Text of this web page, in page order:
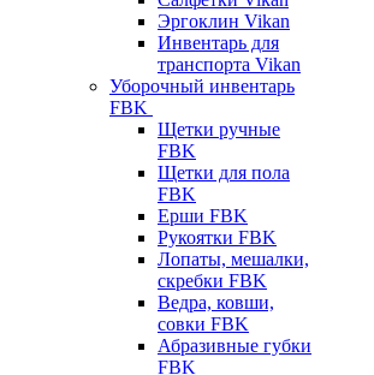
Эргоклин Vikan
Инвентарь для
транспорта Vikan
Уборочный инвентарь
FBK
Щетки ручные
FBK
Щетки для пола
FBK
Ерши FBK
Рукоятки FBK
Лопаты, мешалки,
скребки FBK
Ведра, ковши,
совки FBK
Абразивные губки
FBK